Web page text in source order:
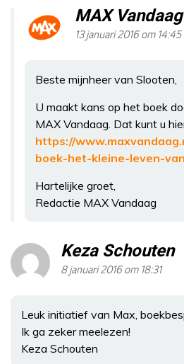
MAX Vandaag
13 januari 2016 om 14:45
Beste mijnheer van Slooten,
U maakt kans op het boek
MAX Vandaag. Dat kunt u
https://
boek-het-kleine-leven-
Hartelijke groet,
Redactie MAX Vandaag
Keza Schouten
8 januari 2016 om 18:31
Leuk initiatief van Max,
Ik ga zeker meelezen!
Keza Schouten